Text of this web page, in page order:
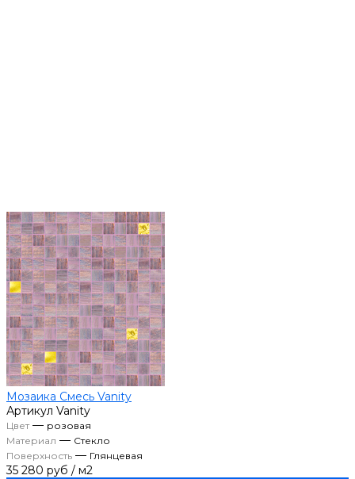
Мозаика Смесь Vanity
Артикул Vanity
Цвет— розовая
Материал — Стекло
Поверхность — Глянцевая
35 280 руб / м2